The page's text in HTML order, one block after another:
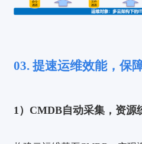
03. 提速运维效能，保
1）CMDB自动采集，资源